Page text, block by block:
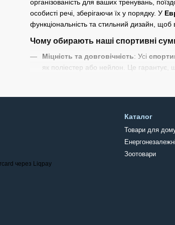
організованість для ваших тренувань,
особисті речі, зберігаючи їх у порядку. У
функціональність та стильний дизайн, щоб
Чому обирають наші спортивні
Міцність та довговічність: Усі
як поліестер або нейлон. Це гарантує,
Різноманіття для будь-яких потреб
:
сумки для фітнесута
мішки для спортудля
: Більшість
зручне носіння навіть при повному
доповнить ваш спортивний образ та
Каталог
Товари для
Зоотовари